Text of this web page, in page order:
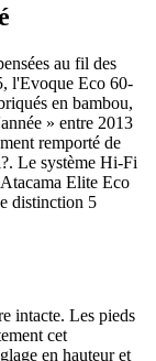
au fil des
l'Evoque Eco 60-
en bambou,
» entre 2013
remporté de
Le système Hi-Fi
Elite Eco
distinction 5
intacte. Les pieds
cet
en hauteur et